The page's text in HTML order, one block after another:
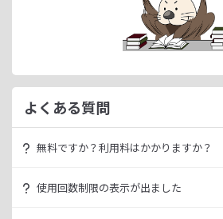
よくある質問
無料ですか？利用料はかかりますか？
いきなり課金されるようなことはござい
使用回数制限の表示が出ました